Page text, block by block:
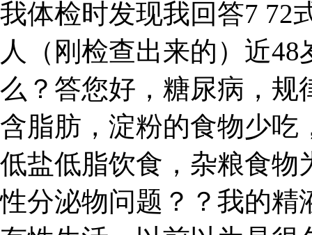
我体检时发现我回答7 72
人（刚检查出来的）近
么？答您好，糖尿病，规
含脂肪，淀粉的食物少吃
低盐低脂饮食，杂粮食物
性分泌物问题？？我的精